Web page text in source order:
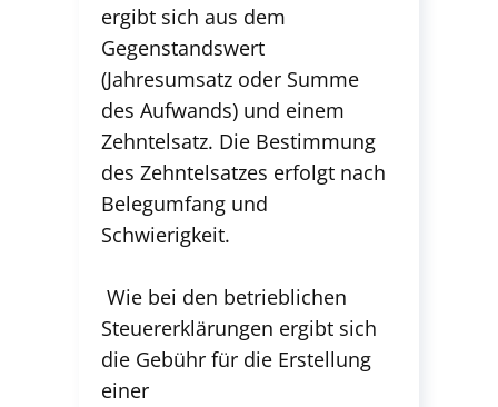
ergibt sich aus dem
Gegenstandswert
(Jahresumsatz oder Summe
des Aufwands) und einem
Zehntelsatz. Die Bestimmung
des Zehntelsatzes erfolgt nach
Belegumfang und
Schwierigkeit.
Wie bei den betrieblichen
Steuererklärungen ergibt sich
die Gebühr für die Erstellung
einer